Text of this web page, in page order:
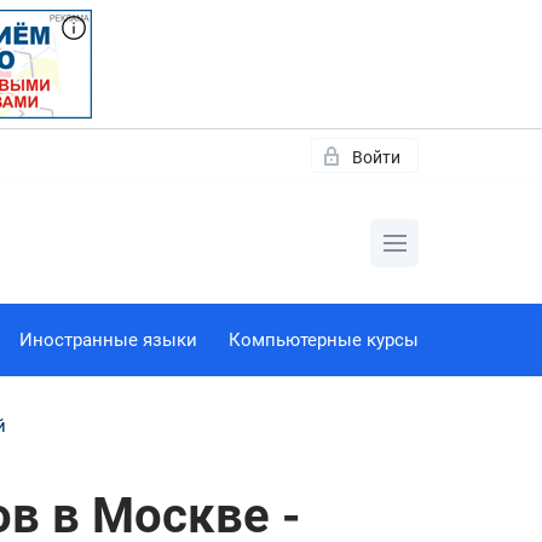
Войти
Иностранные языки Компьютерные курсы
в Москве -